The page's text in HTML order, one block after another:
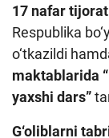
17 nafar
Respublika
o‘tkazildi
maktablarida
yaxshi dars”
G‘oliblarni